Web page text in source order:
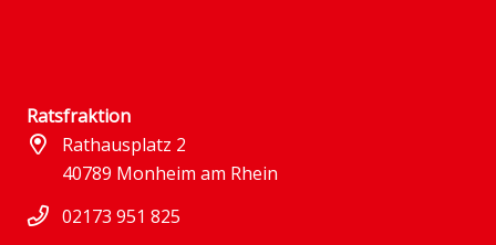
Ratsfraktion
Rathausplatz 2
40789 Monheim am Rhein
02173 951 825